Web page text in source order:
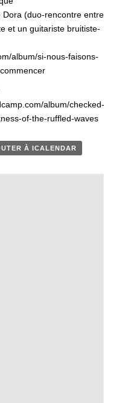
(duo-rencontre entre
et un guitariste bruitiste-
album/si-nous-faisons-
album/checked-
of-the-ruffled-waves
À ICALENDAR